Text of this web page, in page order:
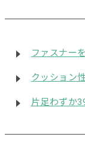
ファスナー
クッション
片足わずか